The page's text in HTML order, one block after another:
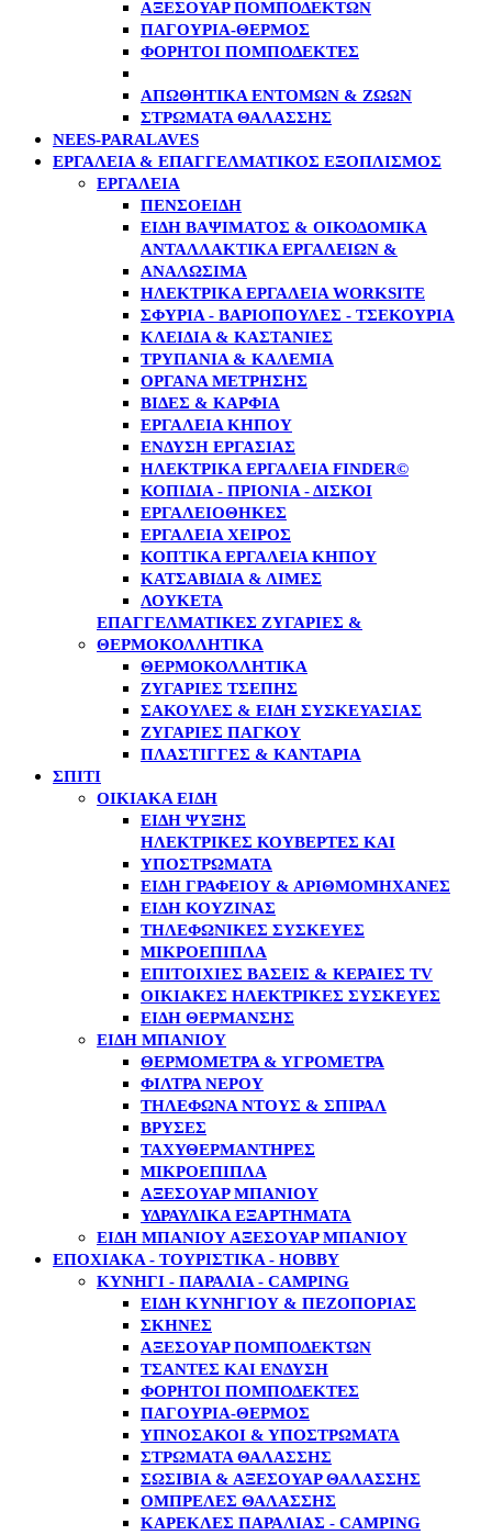
ΑΞΕΣΟΥΆΡ ΠΟΜΠΟΔΕΚΤΏΝ
ΠΑΓΟΎΡΙΑ-ΘΕΡΜΌΣ
ΦΟΡΗΤΟΊ ΠΟΜΠΟΔΈΚΤΕΣ
ΑΠΩΘΗΤΙΚΆ ΕΝΤΌΜΩΝ & ΖΏΩΝ
ΣΤΡΏΜΑΤΑ ΘΑΛΆΣΣΗΣ
NEES-PARALAVES
ΕΡΓΑΛΕΙΑ & ΕΠΑΓΓΕΛΜΑΤΙΚΟΣ ΕΞΟΠΛΙΣΜΟΣ
ΕΡΓΑΛΕΊΑ
ΠΕΝΣΟΕΙΔΉ
ΕΊΔΗ ΒΑΨΊΜΑΤΟΣ & ΟΙΚΟΔΟΜΙΚΆ
ΑΝΤΑΛΛΑΚΤΙΚΆ ΕΡΓΑΛΕΊΩΝ &
ΑΝΑΛΏΣΙΜΑ
ΗΛΕΚΤΡΙΚΆ ΕΡΓΑΛΕΊΑ WORKSITE
ΣΦΥΡΙΆ - BΑΡΙΟΠΟΎΛΕΣ - TΣΕΚΟΎΡΙΑ
ΚΛΕΙΔΙΆ & ΚΑΣΤΆΝΙΕΣ
ΤΡΥΠΆΝΙΑ & ΚΑΛΈΜΙΑ
ΌΡΓΑΝΑ ΜΈΤΡΗΣΗΣ
ΒΊΔΕΣ & ΚΑΡΦΙΆ
ΕΡΓΑΛΕΊΑ ΚΉΠΟΥ
ΈΝΔΥΣΗ ΕΡΓΑΣΊΑΣ
ΗΛΕΚΤΡΙΚΆ ΕΡΓΑΛΕΊΑ FINDER©
ΚΟΠΊΔΙΑ - ΠΡΙΌΝΙΑ - ΔΊΣΚΟΙ
ΕΡΓΑΛΕΙΟΘΉΚΕΣ
EΡΓΑΛΕΊΑ ΧΕΙΡΌΣ
ΚΟΠΤΙΚΆ ΕΡΓΑΛΕΊΑ ΚΉΠΟΥ
ΚΑΤΣΑΒΊΔΙΑ & ΛΊΜΕΣ
ΛΟΥΚΈΤΑ
ΕΠΑΓΓΕΛΜΑΤΙΚΈΣ ΖΥΓΑΡΙΈΣ &
ΘΕΡΜΟΚΟΛΛΗΤΙΚΆ
ΘΕΡΜΟΚΟΛΛΗΤΙΚΆ
ΖΥΓΑΡΙΈΣ ΤΣΈΠΗΣ
ΣΑΚΟΎΛΕΣ & ΕΊΔΗ ΣΥΣΚΕΥΑΣΊΑΣ
ΖΥΓΑΡΙΈΣ ΠΆΓΚΟΥ
ΠΛΆΣΤΙΓΓΕΣ & ΚΑΝΤΆΡΙΑ
ΣΠΙΤΙ
ΟΙΚΙΑΚΆ ΕΊΔΗ
ΕΊΔΗ ΨΎΞΗΣ
ΗΛΕΚΤΡΙΚΈΣ ΚΟΥΒΈΡΤΕΣ ΚΑΙ
ΥΠΟΣΤΡΏΜΑΤΑ
ΕΊΔΗ ΓΡΑΦΕΊΟΥ & ΑΡΙΘΜΟΜΗΧΑΝΈΣ
ΕΊΔΗ ΚΟΥΖΊΝΑΣ
ΤΗΛΕΦΩΝΙΚΈΣ ΣΥΣΚΕΥΈΣ
ΜΙΚΡΟΈΠΙΠΛΑ
ΕΠΙΤΟΊΧΙΕΣ ΒΆΣΕΙΣ & ΚΕΡΑΊΕΣ TV
ΟΙΚΙΑΚΈΣ ΗΛΕΚΤΡΙΚΈΣ ΣΥΣΚΕΥΈΣ
ΕΊΔΗ ΘΈΡΜΑΝΣΗΣ
ΕΊΔΗ ΜΠΆΝΙΟΥ
ΘΕΡΜΌΜΕΤΡΑ & ΥΓΡΌΜΕΤΡΑ
ΦΊΛΤΡΑ ΝΕΡΟΎ
ΤΗΛΈΦΩΝΑ ΝΤΟΥΣ & ΣΠΙΡΆΛ
ΒΡΎΣΕΣ
ΤΑΧΥΘΕΡΜΑΝΤΉΡΕΣ
ΜΙΚΡΟΈΠΙΠΛΑ
ΑΞΕΣΟΥΆΡ ΜΠΆΝΙΟΥ
ΥΔΡΑΥΛΙΚΆ ΕΞΑΡΤΉΜΑΤΑ
ΕΊΔΗ ΜΠΆΝΙΟΥ ΑΞΕΣΟΥΆΡ ΜΠΆΝΙΟΥ
ΕΠΟΧΙΑΚΑ - ΤΟΥΡΙΣΤΙΚΑ - HOBBY
ΚΥΝΉΓΙ - ΠΑΡΑΛΊΑ - CAMPING
ΕΊΔΗ ΚΥΝΗΓΙΟΎ & ΠΕΖΟΠΟΡΊΑΣ
ΣΚΗΝΈΣ
ΑΞΕΣΟΥΆΡ ΠΟΜΠΟΔΕΚΤΏΝ
ΤΣΆΝΤΕΣ ΚΑΙ ΈΝΔΥΣΗ
ΦΟΡΗΤΟΊ ΠΟΜΠΟΔΈΚΤΕΣ
ΠΑΓΟΎΡΙΑ-ΘΕΡΜΌΣ
ΥΠΝΌΣΑΚΟΙ & ΥΠΟΣΤΡΏΜΑΤΑ
ΣΤΡΏΜΑΤΑ ΘΑΛΆΣΣΗΣ
ΣΩΣΊΒΙΑ & ΑΞΕΣΟΥΆΡ ΘΑΛΆΣΣΗΣ
ΟΜΠΡΈΛΕΣ ΘΑΛΆΣΣΗΣ
ΚΑΡΈΚΛΕΣ ΠΑΡΑΛΊΑΣ - CAMPING